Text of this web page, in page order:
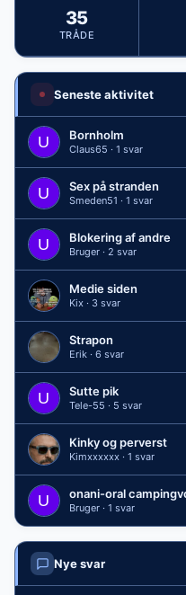
35
TRÅDE
Seneste aktivitet
Bornholm
Claus65 · 1 svar
Sex på stranden
Smeden51 · 1 svar
Blokering af andre
Bruger · 2 svar
Medie siden
Kix · 3 svar
Strapon
Erik · 6 svar
Sutte pik
Tele-55 · 5 svar
Kinky og perverst
Kimxxxxxx · 1 svar
Bruger · 1 svar
Nye svar